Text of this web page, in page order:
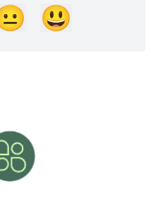
😃